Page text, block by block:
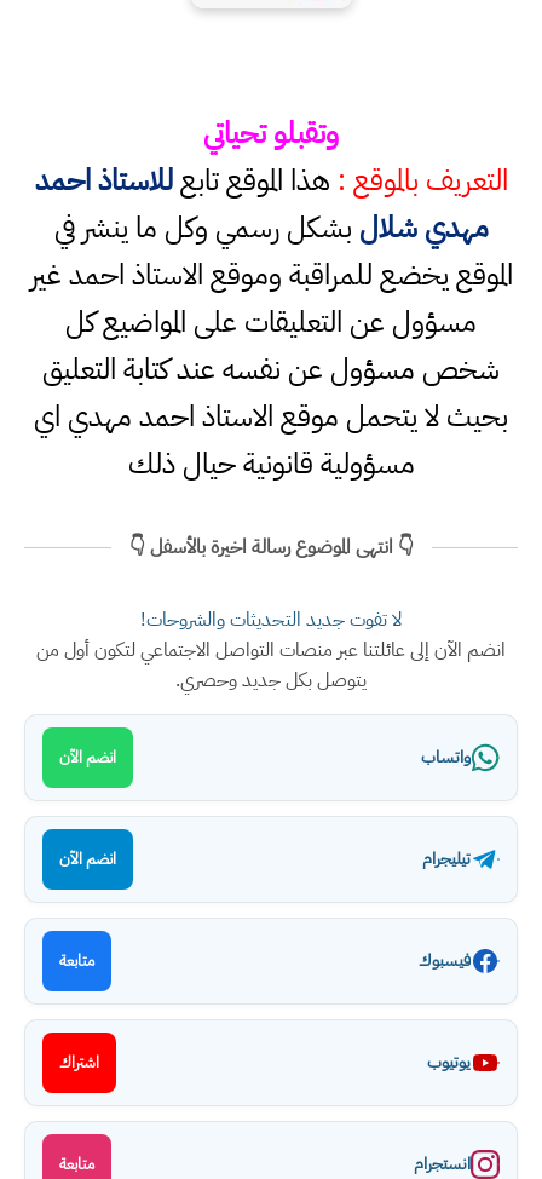
وتقبلو تحياتي
التعريف بالموقع : هذا الموقع تابعللاستاذ احمد
مهدي شلال بشكل رسمي وكل ما ينشر في
الموقع يخضع للمراقبة وموقع الاستاذ احمد غير
مسؤول عن التعليقات على المواضيع كل
شخص مسؤول عن نفسه عند كتابة التعليق
بحيث لا يتحمل موقع الاستاذ احمد مهدي اي
مسؤولية قانونية حيال ذلك
👇 انتهى الموضوع رسالة اخيرة بالأسفل 👇
لا تفوت جديد التحديثات والشروحات!
انضم الآن إلى عائلتنا عبر منصات التواصل الاجتماعي لتكون أول من
يتوصل بكل جديد وحصري.
واتساب انضم الآن
تيليجرام انضم الآن
فيسبوك متابعة
يوتيوب اشتراك
انستجرام متابعة